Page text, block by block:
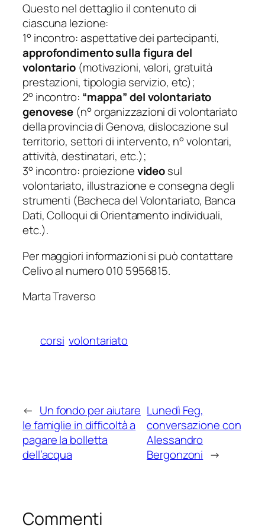
Questo nel dettaglio il contenuto di
ciascuna lezione:
1° incontro: aspettative dei partecipanti,
approfondimento sulla figura del
volontario (motivazioni, valori, gratuità
prestazioni, tipologia servizio, etc);
2° incontro: “mappa” del volontariato
genovese (n° organizzazioni di volontariato
della provincia di Genova, dislocazione sul
territorio, settori di intervento, n° volontari,
attività, destinatari, etc.);
3° incontro: proiezionevideosul
volontariato, illustrazione e consegna degli
strumenti (Bacheca del Volontariato, Banca
Dati, Colloqui di Orientamento individuali,
etc.).
Per maggiori informazioni si può contattare
Celivo al numero 010 5956815.
Marta Traverso
corsi volontariato
← Un fondo per aiutare
le famiglie in difficoltà a
pagare la bolletta
dell’acqua
Lunedì Feg,
conversazione con
Alessandro
Bergonzoni →
Commenti